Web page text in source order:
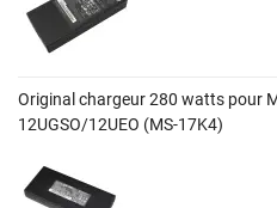
Original chargeur 280 watts pour
12UGSO/12UEO (MS-17K4)